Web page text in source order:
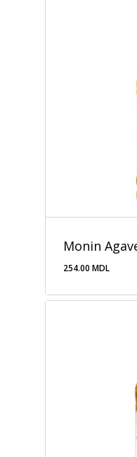
Monin
254.00 MDL